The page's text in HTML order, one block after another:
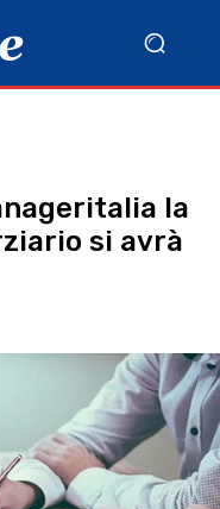
la
si avrà